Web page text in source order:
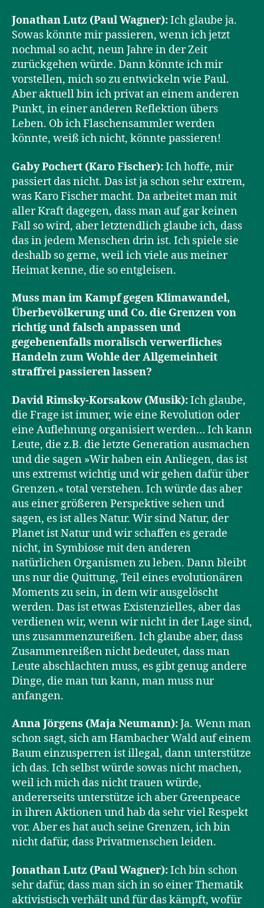
Jonathan Lutz (Paul Wagner):Ich glaube ja.
Sowas könnte mir passieren, wenn ich jetzt
nochmal so acht, neun Jahre in der Zeit
zurückgehen würde. Dann könnte ich mir
vorstellen, mich so zu entwickeln wie Paul.
Aber aktuell bin ich privat an einem anderen
Punkt, in einer anderen Reflektion übers
Leben. Ob ich Flaschensammler werden
könnte, weiß ich nicht, könnte passieren!
Gaby Pochert (Karo Fischer):Ich hoffe, mir
passiert das nicht. Das ist ja schon sehr extrem,
was Karo Fischer macht. Da arbeitet man mit
aller Kraft dagegen, dass man auf gar keinen
Fall so wird, aber letztendlich glaube ich, dass
das in jedem Menschen drin ist. Ich spiele sie
deshalb so gerne, weil ich viele aus meiner
Heimat kenne, die so entgleisen.
Muss man im Kampf gegen Klimawandel,
Überbevölkerung und Co. die Grenzen von
richtig und falsch anpassen und
gegebenenfalls moralisch verwerfliches
Handeln zum Wohle der Allgemeinheit
straffrei passieren lassen?
David Rimsky-Korsakow (Musik):Ich glaube,
die Frage ist immer, wie eine Revolution oder
eine Auflehnung organisiert werden… Ich kann
Leute, die z.B. die letzte Generation ausmachen
und die sagen »Wir haben ein Anliegen, das ist
uns extremst wichtig und wir gehen dafür über
Grenzen.« total verstehen. Ich würde das aber
aus einer größeren Perspektive sehen und
sagen, es ist alles Natur. Wir sind Natur, der
Planet ist Natur und wir schaffen es gerade
nicht, in Symbiose mit den anderen
natürlichen Organismen zu leben. Dann bleibt
uns nur die Quittung, Teil eines evolutionären
Moments zu sein, in dem wir ausgelöscht
werden. Das ist etwas Existenzielles, aber das
verdienen wir, wenn wir nicht in der Lage sind,
uns zusammenzureißen. Ich glaube aber, dass
Zusammenreißen nicht bedeutet, dass man
Leute abschlachten muss, es gibt genug andere
Dinge, die man tun kann, man muss nur
anfangen.
Anna Jörgens (Maja Neumann):Ja. Wenn man
schon sagt, sich am Hambacher Wald auf einem
Baum einzusperren ist illegal, dann unterstütze
ich das. Ich selbst würde sowas nicht machen,
weil ich mich das nicht trauen würde,
andererseits unterstütze ich aber Greenpeace
in ihren Aktionen und hab da sehr viel Respekt
vor. Aber es hat auch seine Grenzen, ich bin
nicht dafür, dass Privatmenschen leiden.
Jonathan Lutz (Paul Wagner):Ich bin schon
sehr dafür, dass man sich in so einer Thematik
aktivistisch verhält und für das kämpft, wofür